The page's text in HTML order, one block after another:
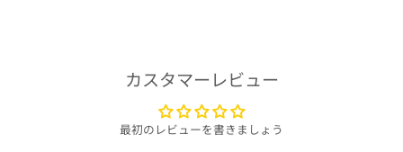
カスタマーレビュー
最初のレビューを書きましょう